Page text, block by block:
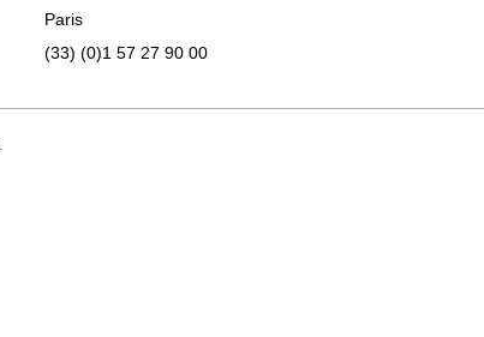
Paris
(33) (0)1 57 27 90 00